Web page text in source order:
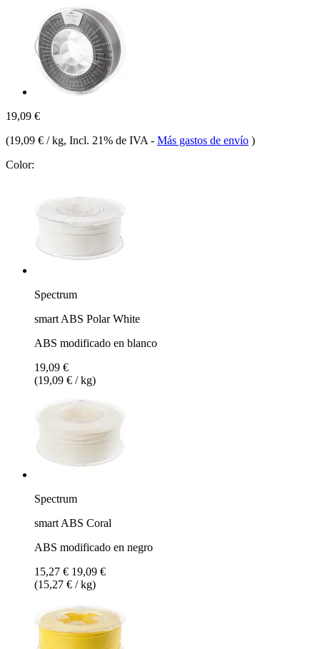
19,09 €
(19,09 € / kg, Incl. 21% de IVA - Más gastos de envío )
Color:
Spectrum
smart ABS Polar White
ABS modificado en blanco
19,09 €
(19,09 € / kg)
Spectrum
smart ABS Coral
ABS modificado en negro
15,27 € 19,09 €
(15,27 € / kg)